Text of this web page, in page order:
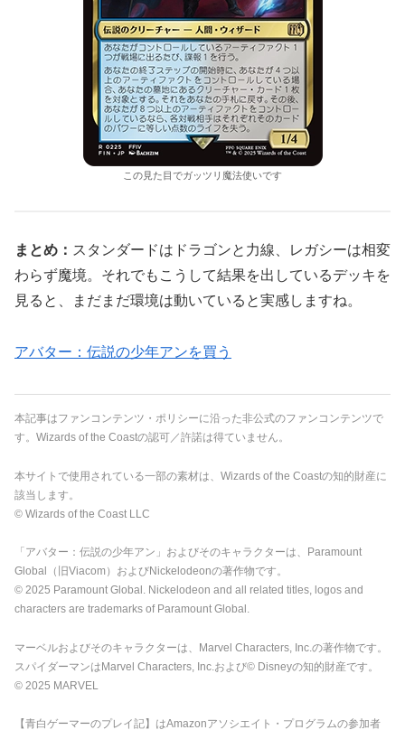
この見た目でガッツリ魔法使いです
まとめ： スタンダードはドラゴンと力線、レガシーは相変
わらず魔境。それでもこうして結果を出しているデッキを
見ると、まだまだ環境は動いていると実感しますね。
アバター：伝説の少年アンを買う
本記事はファンコンテンツ・ポリシーに沿った非公式のファンコンテンツで
す。Wizards of the Coastの認可／許諾は得ていません。
本サイトで使用されている一部の素材は、Wizards of the Coastの知的財産に
該当します。
© Wizards of the Coast LLC
「アバター：伝説の少年アン」およびそのキャラクターは、Paramount
Global（旧Viacom）およびNickelodeonの著作物です。
© 2025 Paramount Global. Nickelodeon and all related titles, logos and
characters are trademarks of Paramount Global.
マーベルおよびそのキャラクターは、Marvel Characters, Inc.の著作物です。
スパイダーマンはMarvel Characters, Inc.および© Disneyの知的財産です。
© 2025 MARVEL
【青白ゲーマーのプレイ記】はAmazonアソシエイト・プログラムの参加者